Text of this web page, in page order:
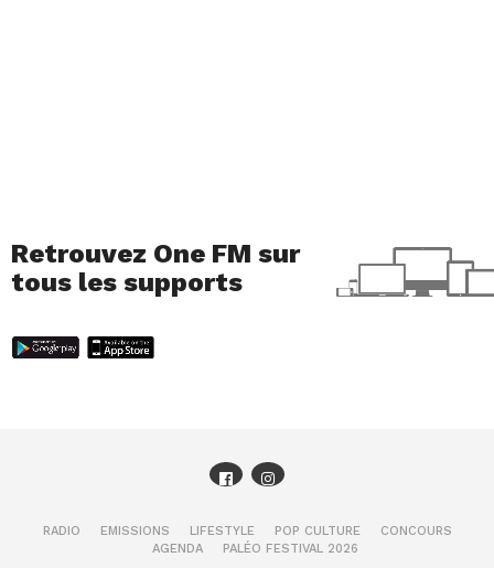
Retrouvez One FM sur
tous les supports
RADIO EMISSIONS LIFESTYLE POP CULTURE
CONCOURS
AGENDA
PALÉO FESTIVAL 2026